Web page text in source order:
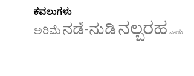
ಕವಲುಗಳು
ಅರಿಮೆನಡೆ-ನುಡಿನಲ್ಬರಹ ನಾಡು